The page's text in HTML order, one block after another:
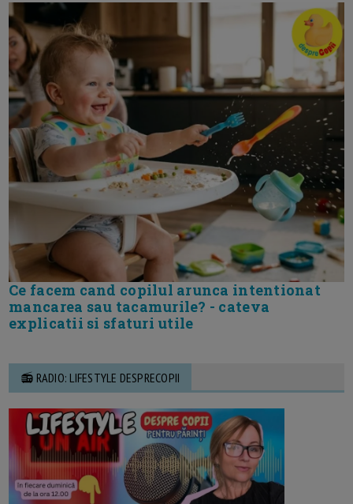
Ce facem cand copilul arunca intentionat
mancarea sau tacamurile? - cateva
explicatii si sfaturi utile
📻 RADIO: LIFESTYLE DESPRECOPII